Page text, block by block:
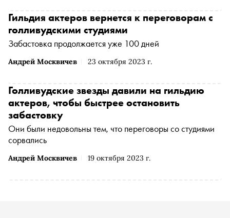
своих хозяев миллионы долларов — в материале
«Сноба»
Андрей Москвичев 23 октября 2023 г.
Гильдия актеров вернется к переговорам с
голливудскими студиями
Забастовка продолжается уже 100 дней
Андрей Москвичев 19 октября 2023 г.
Голливудские звезды давили на гильдию
актеров, чтобы быстрее остановить
забастовку
Они были недовольны тем, что переговоры со студиями
сорвались